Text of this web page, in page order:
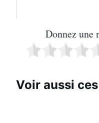
Donnez une
Voir aussi